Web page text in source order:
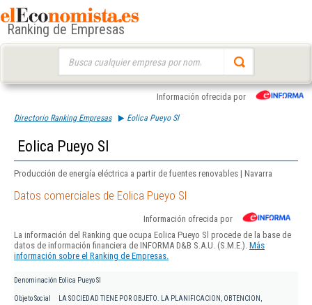
Ranking de Empresas
Información ofrecida por
Directorio Ranking Empresas Eolica Pueyo Sl
Eolica Pueyo Sl
Producción de energía eléctrica a partir de fuentes renovables | Navarra
Datos comerciales de Eolica Pueyo Sl
Información ofrecida por
La información del Ranking que ocupa Eolica Pueyo Sl procede de la base de
datos de información financiera de INFORMA D&B S.A.U. (S.M.E.). Más
información sobre el Ranking de Empresas.
Denominación Eolica Pueyo Sl
Objeto Social
LA SOCIEDAD TIENE POR OBJETO. LA PLANIFICACION, OBTENCION,